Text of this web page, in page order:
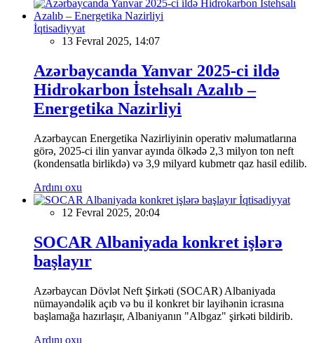
İqtisadiyyat
13 Fevral 2025, 14:07
Azərbaycanda Yanvar 2025-ci ildə
Hidrokarbon İstehsalı Azalıb –
Energetika Nazirliyi
Azərbaycan Energetika Nazirliyinin operativ məlumatlarına
görə, 2025-ci ilin yanvar ayında ölkədə 2,3 milyon ton neft
(kondensatla birlikdə) və 3,9 milyard kubmetr qaz hasil edilib.
Ardını oxu
İqtisadiyyat
12 Fevral 2025, 20:04
SOCAR Albaniyada konkret işlərə
başlayır
Azərbaycan Dövlət Neft Şirkəti (SOCAR) Albaniyada
nümayəndəlik açıb və bu il konkret bir layihənin icrasına
başlamağa hazırlaşır, Albaniyanın "Albgaz" şirkəti bildirib.
Ardını oxu